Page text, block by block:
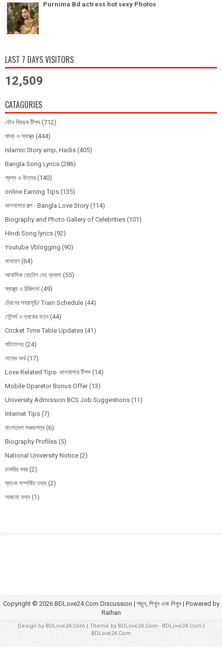
Purnima Bd actress hot sexy Photos
LAST 7 DAYS VISITORS
12,509
CATAGORIES
যৌন বিষয়ক টিপস (712)
খাদ্য ও স্বাস্থ্য (444)
Islamic Story amp; Hadis (405)
Bangla Song Lyrics (286)
প্রশ্ন ও উত্তর (140)
online Earning Tips (135)
ভালবাসার গল্প - Bangla Love Story (114)
Biography and Photo Gallery of Celebrities (101)
Hindi Song lyrics (92)
Youtube Vblogging (90)
সাধারণ (64)
আবাসিক হোটেল দেহ ব্যবসা (55)
স্বাস্থ্য ও চিকিৎসা (49)
ট্রেনের সময়সূচি/ Train Schedule (44)
সৌন্দর্য ও ত্বকের যত্ন (44)
Cricket Time Table Updates (41)
পতিতালয় (24)
নামের অর্থ (17)
Love Related Tips- ভালবাসার টিপস (14)
Mobile Oparetor Bonus Offer (13)
University Admission BCS Job Suggestions (11)
Internet Tips (7)
বাংলাদেশ সঞ্চয়পত্র (6)
Biography Profiles (5)
National University Notice (2)
চাকরির খবর (2)
ব্যাংক সম্পর্কিত তথ্য (2)
অজানা তথ্য (1)
Copyright © 2026 BDLove24.Com Discussion | পড়ুন, শিখুন এবং লিখুন| Powered by
Raihan
Design by BDLove24.Com | Theme by BDLove24.Com - BDLove24.Com |
BDLove24.Com